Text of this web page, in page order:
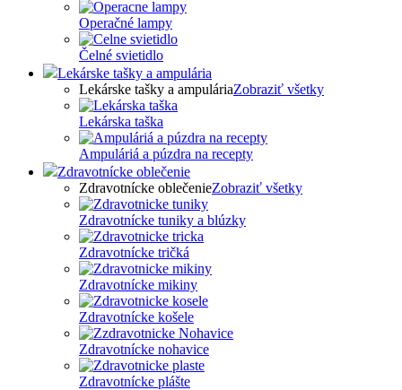
Operačné lampy
Čelné svietidlo
Lekárske tašky a ampulária
Lekárske tašky a ampuláriaZobraziť všetky
Lekárska taška
Ampuláriá a púzdra na recepty
Zdravotnícke oblečenie
Zdravotnícke oblečenieZobraziť všetky
Zdravotnícke tuniky a blúzky
Zdravotnícke tričká
Zdravotnícke mikiny
Zdravotnícke košele
Zdravotnícke nohavice
Zdravotnícke plášte